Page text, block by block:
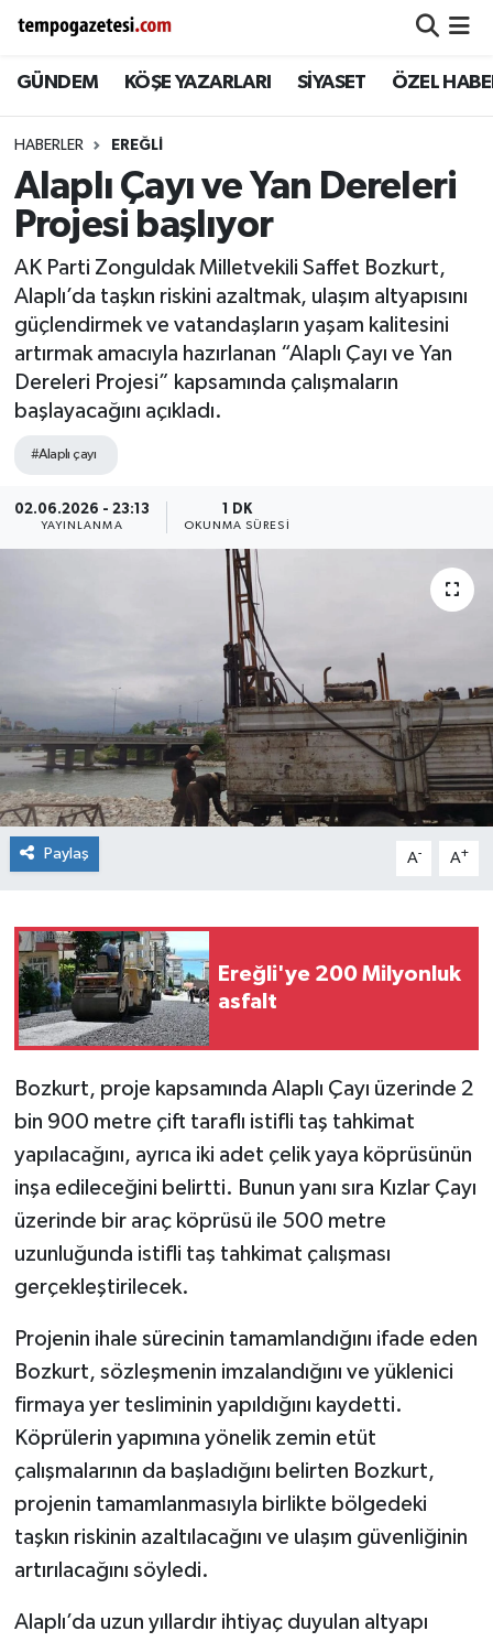
GÜNDEM KÖŞE YAZARLARI SİYASET ÖZEL
HABERLER EREĞLI
Alaplı Çayı ve Yan Dereleri
Projesi başlıyor
AK Parti Zonguldak Milletvekili Saffet Bozkurt,
Alaplı’da taşkın riskini azaltmak, ulaşım altyapısını
güçlendirmek ve vatandaşların yaşam kalitesini
artırmak amacıyla hazırlanan “Alaplı Çayı ve Yan
Dereleri Projesi” kapsamında çalışmaların
başlayacağını açıkladı.
#Alaplı çayı
02.06.2026 - 23:13
YAYINLANMA
1 DK
OKUNMA SÜRESI
Paylaş A- A+
Ereğli'ye 200 Milyonluk
asfalt
Bozkurt, proje kapsamında Alaplı Çayı üzerinde 2
bin 900 metre çift taraflı istifli taş tahkimat
yapılacağını, ayrıca iki adet çelik yaya köprüsünün
inşa edileceğini belirtti. Bunun yanı sıra Kızlar Çayı
üzerinde bir araç köprüsü ile 500 metre
uzunluğunda istifli taş tahkimat çalışması
gerçekleştirilecek.
Projenin ihale sürecinin tamamlandığını ifade eden
Bozkurt, sözleşmenin imzalandığını ve yüklenici
firmaya yer tesliminin yapıldığını kaydetti.
Köprülerin yapımına yönelik zemin etüt
çalışmalarının da başladığını belirten Bozkurt,
projenin tamamlanmasıyla birlikte bölgedeki
taşkın riskinin azaltılacağını ve ulaşım güvenliğinin
artırılacağını söyledi.
Alaplı’da uzun yıllardır ihtiyaç duyulan altyapı
Alaplı
Çaycuma
Devrek
Gökçebey
GÜNDEM
Kilimli
Siyaset
Zonguldak
Zonguldak Nöbetçi Eczaneler
Zonguldak Hava Durumu
Zonguldak Namaz Vakitleri
Süper Lig Puan Durumu ve Fikstür
Tüm Manşetler
Son Dakika Haberleri